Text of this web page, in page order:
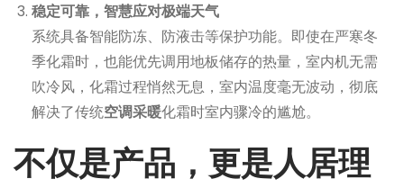
稳定可靠，智慧应对极端天气
系统具备智能防冻、防液击等保护功能。即使在严寒冬
季化霜时，也能优先调用地板储存的热量，室内机无需
吹冷风，化霜过程悄然无息，室内温度毫无波动，彻底
解决了传统空调采暖化霜时室内骤冷的尴尬。
不仅是产品，更是人居理